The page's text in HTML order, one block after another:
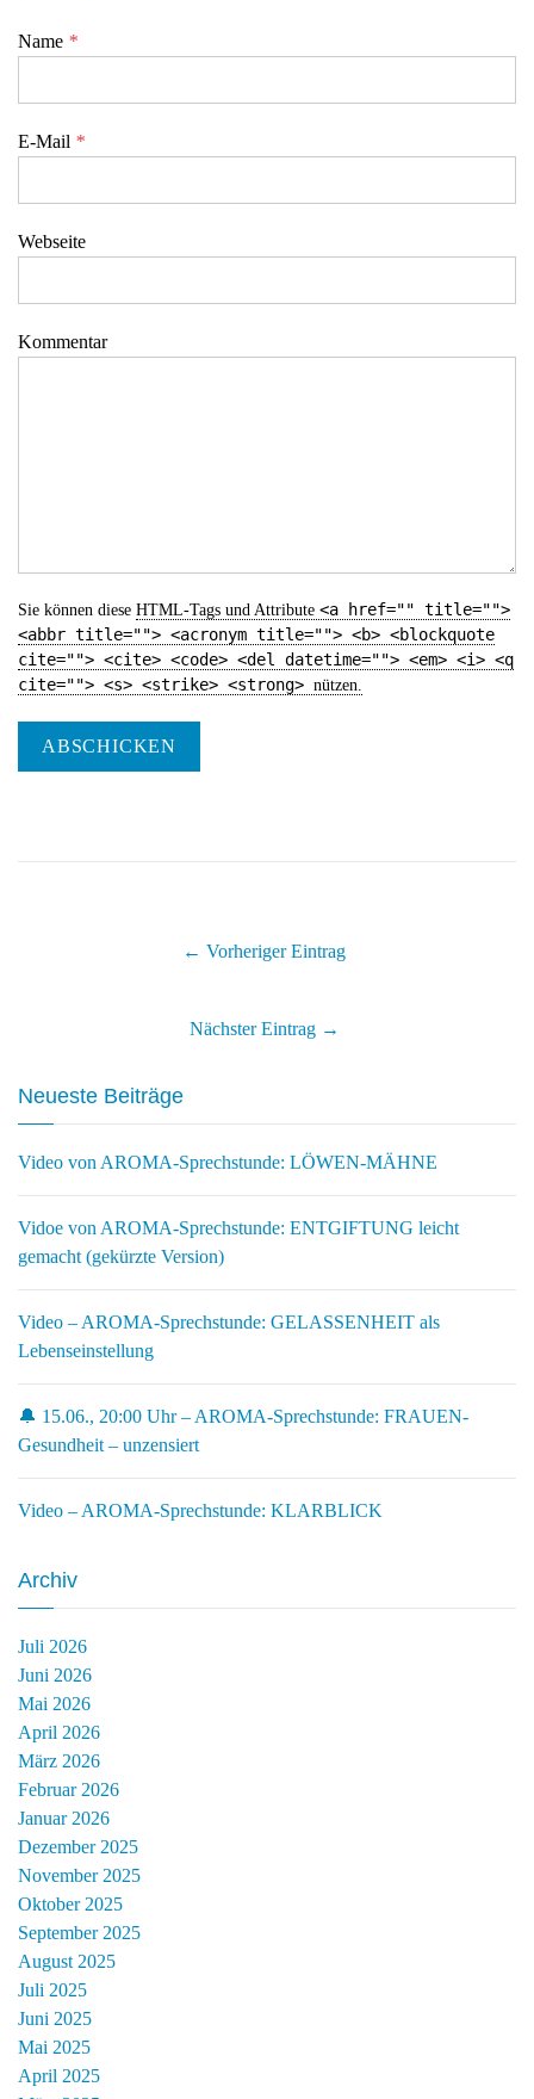
Name *
E-Mail *
Webseite
Kommentar
Sie können diese HTML-Tags und Attribute <a href="" title="">
<abbr title=""> <acronym title=""> <b> <blockquote
cite=""> <cite> <code> <del datetime=""> <em> <i> <q
cite=""> <s> <strike> <strong> nützen.
ABSCHICKEN
← Vorheriger Eintrag
Nächster Eintrag →
Neueste Beiträge
Video von AROMA-Sprechstunde: LÖWEN-MÄHNE
Vidoe von AROMA-Sprechstunde: ENTGIFTUNG leicht
gemacht (gekürzte Version)
Video – AROMA-Sprechstunde: GELASSENHEIT als
Lebenseinstellung
🔔 15.06., 20:00 Uhr – AROMA-Sprechstunde: FRAUEN-
Gesundheit – unzensiert
Video – AROMA-Sprechstunde: KLARBLICK
Archiv
Juli 2026
Juni 2026
Mai 2026
April 2026
März 2026
Februar 2026
Januar 2026
Dezember 2025
November 2025
Oktober 2025
September 2025
August 2025
Juli 2025
Juni 2025
Mai 2025
April 2025